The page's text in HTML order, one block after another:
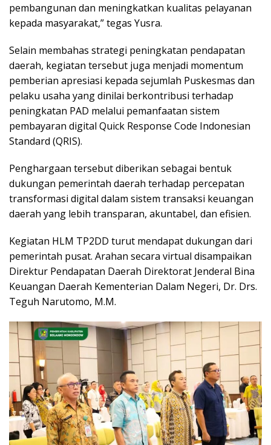
pembangunan dan meningkatkan kualitas pelayanan
kepada masyarakat,” tegas Yusra.
Selain membahas strategi peningkatan pendapatan
daerah, kegiatan tersebut juga menjadi momentum
pemberian apresiasi kepada sejumlah Puskesmas dan
pelaku usaha yang dinilai berkontribusi terhadap
peningkatan PAD melalui pemanfaatan sistem
pembayaran digital Quick Response Code Indonesian
Standard (QRIS).
Penghargaan tersebut diberikan sebagai bentuk
dukungan pemerintah daerah terhadap percepatan
transformasi digital dalam sistem transaksi keuangan
daerah yang lebih transparan, akuntabel, dan efisien.
Kegiatan HLM TP2DD turut mendapat dukungan dari
pemerintah pusat. Arahan secara virtual disampaikan
Direktur Pendapatan Daerah Direktorat Jenderal Bina
Keuangan Daerah Kementerian Dalam Negeri, Dr. Drs.
Teguh Narutomo, M.M.